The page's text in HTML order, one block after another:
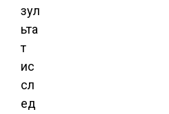
зул
ьта
т
ис
сл
ед